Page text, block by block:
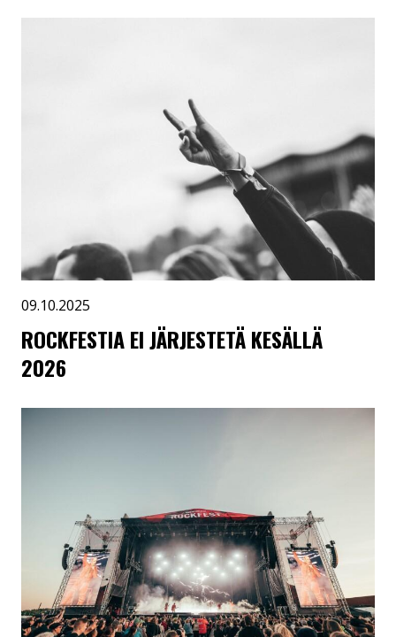
09.10.2025
ROCKFESTIA EI JÄRJESTETÄ KESÄLLÄ
2026